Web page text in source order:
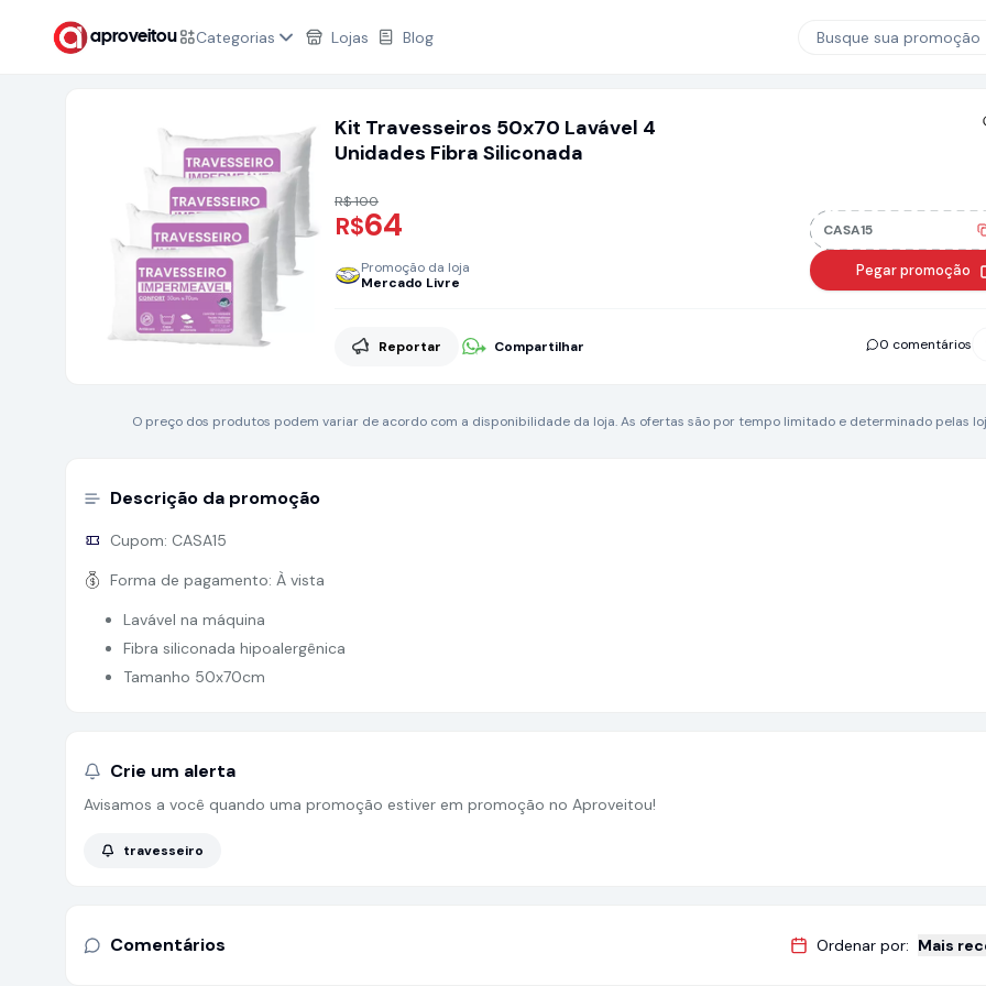
aproveitou Categorias Lojas Blog Busque sua promoção
Kit Travesseiros 50x70 Lavável 4
Unidades Fibra Siliconada
R$ 100
R$64
Promoção da loja
Mercado Livre
CASA15
Pegar promoção
Reportar Compartilhar 0 comentários
O preço dos produtos podem variar de acordo com a disponibilidade da loja. As ofertas são por tempo limitado e determinado pelas
Descrição da promoção
Cupom: CASA15
Forma de pagamento: À vista
Lavável na máquina
Fibra siliconada hipoalergênica
Tamanho 50x70cm
Crie um alerta
Avisamos a você quando uma promoção estiver em promoção no Aproveitou!
travesseiro
Comentários Ordenar por: Mais